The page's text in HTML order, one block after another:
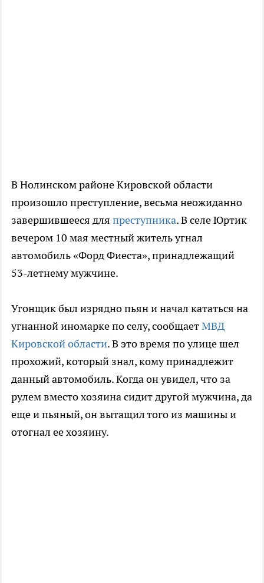
В Нолинском районе Кировской области
произошло преступление, весьма неожиданно
завершившееся для преступника. В селе Юртик
вечером 10 мая местный житель угнал
автомобиль «Форд Фиеста», принадлежащий
53-летнему мужчине.
Угонщик был изрядно пьян и начал кататься на
угнанной иномарке по селу, сообщаетМВД
Кировской области. В это время по улице шел
прохожий, который знал, кому принадлежит
данный автомобиль. Когда он увидел, что за
рулем вместо хозяина сидит другой мужчина, да
еще и пьяный, он вытащил того из машины и
отогнал ее хозяину.